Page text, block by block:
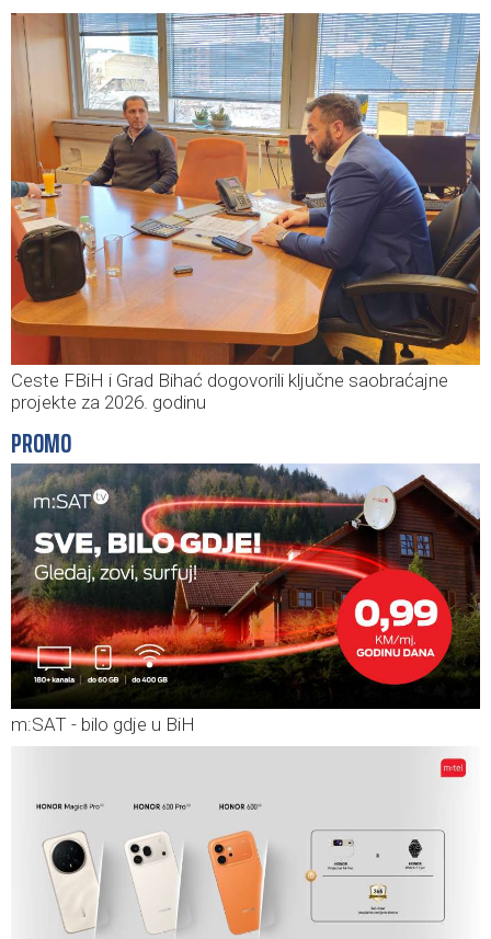
Ceste FBiH i Grad Bihać dogovorili ključne saobraćajne
projekte za 2026. godinu
PROMO
m:SAT - bilo gdje u BiH